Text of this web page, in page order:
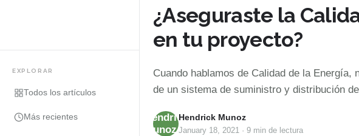
EXPLORAR
Todos los artículos
Más recientes
¿Aseguraste la
en tu proyecto?
Cuando hablamos de Calidad de la
de un sistema de suministro y distribución
Hendrick
Munoz
Hendrick Munoz
January 18, 2021 · 9 min de lectura